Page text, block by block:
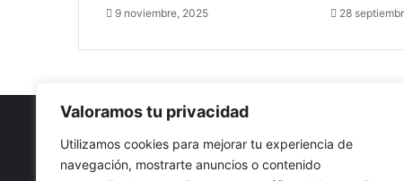
Valoramos tu privacidad
Utilizamos cookies para mejorar tu experiencia de
navegación, mostrarte anuncios o contenido
9 noviembre, 2025 28
Nuestro propósito: Compartir opinión, actualidad y noticias